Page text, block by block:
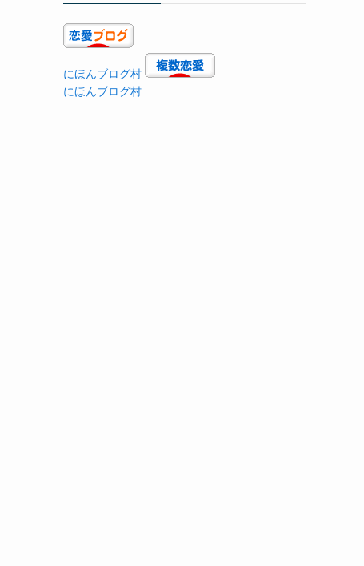
にほんブログ村
にほんブログ村